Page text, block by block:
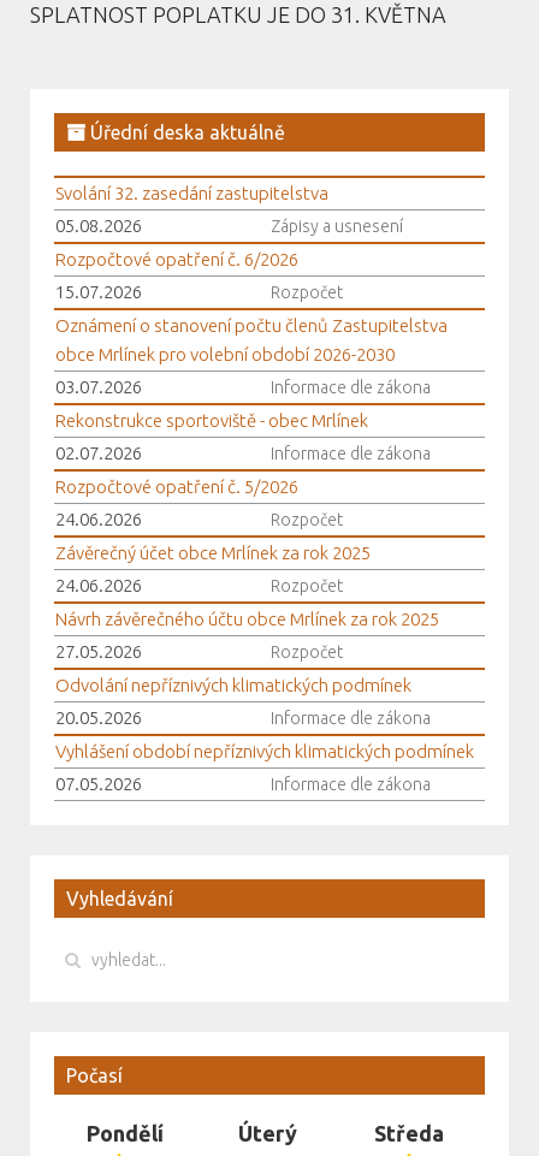
SPLATNOST POPLATKU JE DO 31. KVĚTNA
Úřední deska aktuálně
Svolání 32. zasedání zastupitelstva
05.08.2026
Zápisy a usnesení
Rozpočtové opatření č. 6/2026
15.07.2026
Rozpočet
Oznámení o stanovení počtu členů Zastupitelstva
obce Mrlínek pro volební období 2026-2030
03.07.2026
Informace dle zákona
Rekonstrukce sportoviště - obec Mrlínek
02.07.2026
Informace dle zákona
Rozpočtové opatření č. 5/2026
24.06.2026
Rozpočet
Závěrečný účet obce Mrlínek za rok 2025
24.06.2026
Rozpočet
Návrh závěrečného účtu obce Mrlínek za rok 2025
27.05.2026
Rozpočet
Odvolání nepříznivých klimatických podmínek
20.05.2026
Informace dle zákona
Vyhlášení období nepříznivých klimatických podmínek
07.05.2026
Informace dle zákona
Vyhledávání
Počasí
Pondělí Úterý Středa